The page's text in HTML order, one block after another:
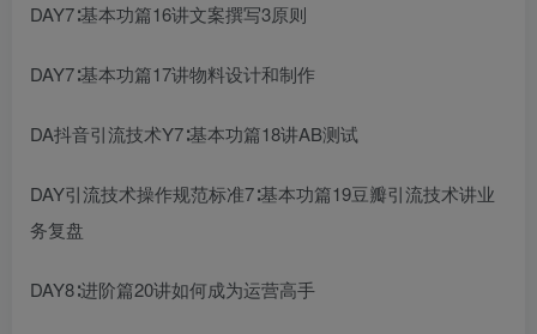
DAY7∶基本功篇16讲文案撰写3原则
DAY7∶基本功篇17讲物料设计和制作
DA抖音引流技术Y7∶基本功篇18讲AB测试
DAY引流技术操作规范标准7∶基本功篇19豆瓣引流技术讲业
务复盘
DAY8∶进阶篇20讲如何成为运营高手